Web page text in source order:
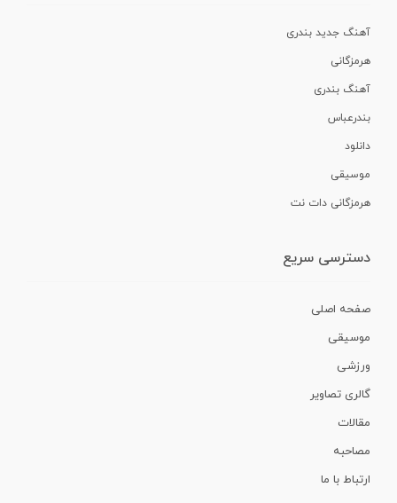
آهنگ جدید بندری
هرمزگانی
آهنگ بندری
بندرعباس
دانلود
موسیقی
هرمزگانی دات نت
دسترسی سریع
صفحه اصلی
موسیقی
ورزشی
گالری تصاویر
مقالات
مصاحبه
ارتباط با ما